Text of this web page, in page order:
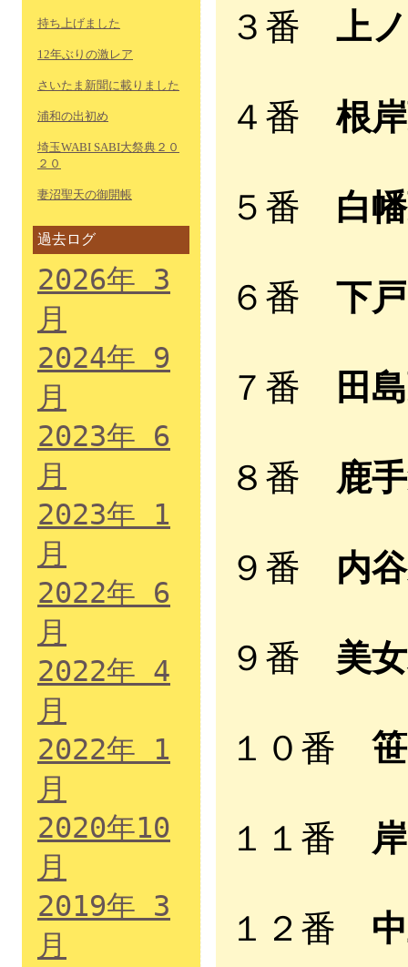
持ち上げました
12年ぶりの激レア
さいたま新聞に載りました
浦和の出初め
埼玉WABI SABI大祭典２０
２０
妻沼聖天の御開帳
過去ログ
2026年 3
月
2024年 9
月
2023年 6
月
2023年 1
月
2022年 6
月
2022年 4
月
2022年 1
月
2020年10
月
2019年 3
月
３番 上
４番根
５番 白
６番 下
７番 田
８番 鹿
９番 内
９番 美
１０番
１１番
１２番